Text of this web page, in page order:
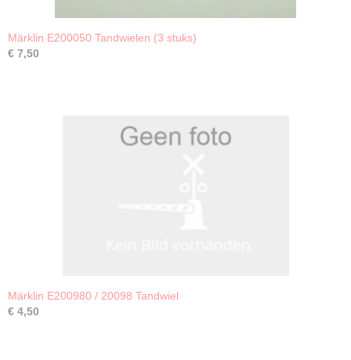
Märklin E200050 Tandwielen (3 stuks)
€ 7,50
Märklin E200980 / 20098 Tandwiel
€ 4,50